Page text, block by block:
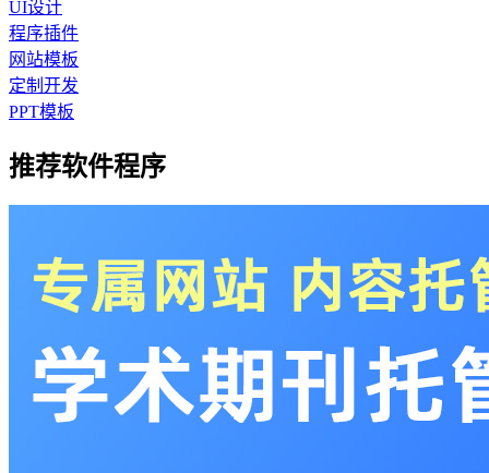
UI设计
程序插件
网站模板
定制开发
PPT模板
推荐软件程序